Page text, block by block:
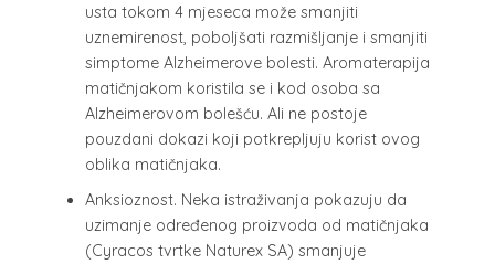
usta tokom 4 mjeseca može smanjiti
uznemirenost, poboljšati razmišljanje i smanjiti
simptome Alzheimerove bolesti. Aromaterapija
matičnjakom koristila se i kod osoba sa
Alzheimerovom bolešću. Ali ne postoje
pouzdani dokazi koji potkrepljuju korist ovog
oblika matičnjaka.
Anksioznost. Neka istraživanja pokazuju da
uzimanje određenog proizvoda od matičnjaka
(Cyracos tvrtke Naturex SA) smanjuje